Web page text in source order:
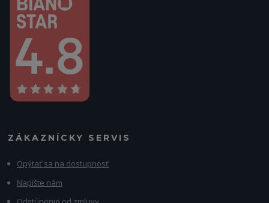
ZÁKAZNÍCKY SERVIS
Opýtať sa na dostupnosť
Napíšte nám